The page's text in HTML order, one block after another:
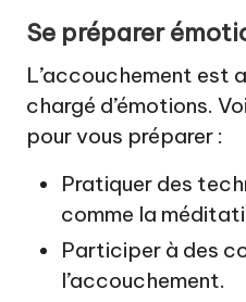
Se préparer
L’accouchement est
chargé d’émotions.
pour vous préparer :
Pratiquer des
comme la
Participer à des
l’accouchement.